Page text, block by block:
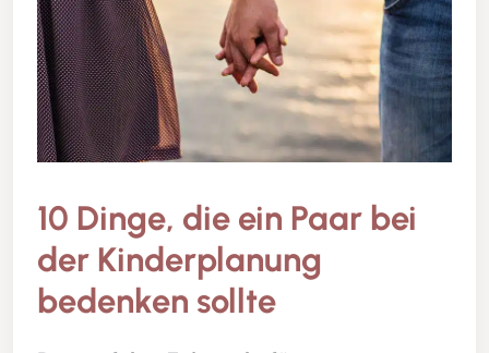
10 Dinge, die ein Paar bei
der Kinderplanung
bedenken sollte